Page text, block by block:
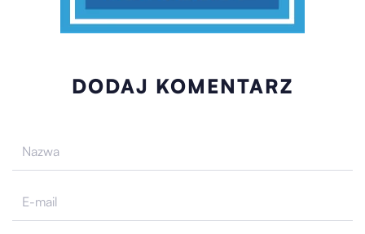
DODAJ KOMENTARZ